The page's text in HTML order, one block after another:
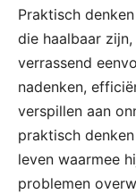
Praktisch
die haalbaar
verrassend
nadenken,
verspillen aan
praktisch
leven waarmee
problemen